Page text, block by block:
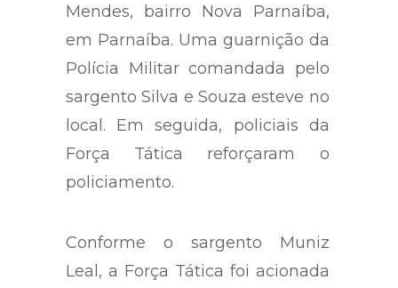
Mendes, bairro Nova Parnaíba,
em Parnaíba. Uma guarnição da
Polícia Militar comandada pelo
sargento Silva e Souza esteve no
local. Em seguida, policiais da
Força Tática reforçaram o
policiamento.
Conforme o sargento Muniz
Leal, a Força Tática foi acionada